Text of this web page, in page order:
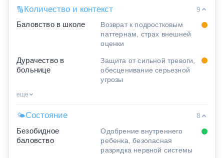
🔢Количество и контекст
9
Баловство в школе
Возврат к подростковым
паттернам, страх внешней
оценки
Дурачество в
больнице
Защита от сильной тревоги,
обесценивание серьезной
угрозы
еще
🌤Состояние
8
Безобидное
баловство
Одобрение внутреннего
ребенка, безопасная
разрядка нервной системы